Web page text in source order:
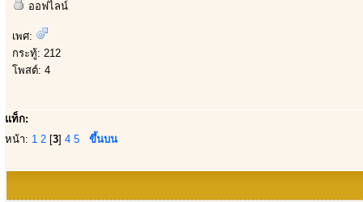
ออฟไลน์
เพศ:
กระทู้: 212
โพสต์: 4
แท็ก:
หน้า: 1 2 [3] 4 5 ขึ้นบน